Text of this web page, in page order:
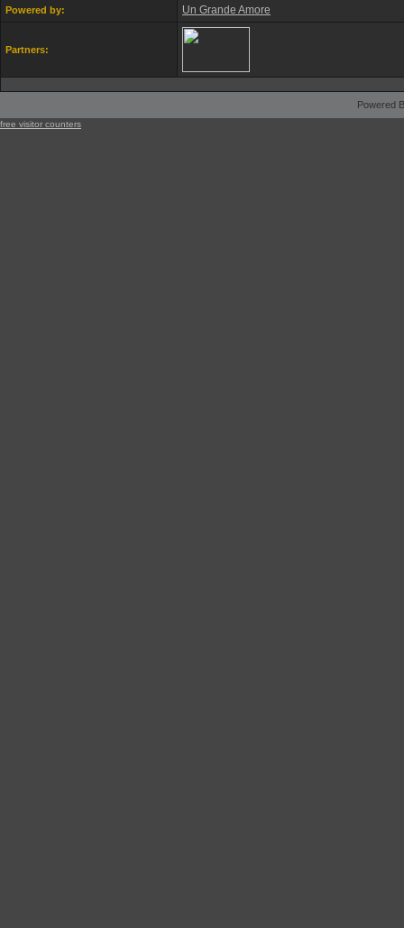
Powered by: Un Grande Amore
Partners:
Powered
free visitor counters